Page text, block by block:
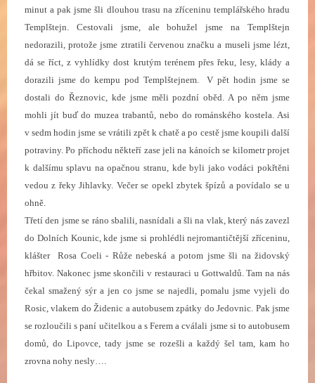
minut a pak jsme šli dlouhou trasu na zříceninu templářského hradu
Templštejn. Cestovali jsme, ale bohužel jsme na Templštejn
nedorazili, protože jsme ztratili červenou značku a museli jsme lézt,
dá se říct, z vyhlídky dost krutým terénem přes řeku, lesy, klády a
dorazili jsme do kempu pod Templštejnem. V pět hodin jsme se
dostali do Řeznovic, kde jsme měli pozdní oběd. A po něm jsme
mohli jít buď do muzea trabantů, nebo do románského kostela. Asi
v sedm hodin jsme se vrátili zpět k chatě a po cestě jsme koupili další
potraviny. Po příchodu někteří zase jeli na kánoích se kilometr projet
k dalšímu splavu na opačnou stranu, kde byli jako vodáci pokřtěni
vedou z řeky Jihlavky. Večer se opekl zbytek špízů a povídalo se u
ohně.
Třetí den jsme se ráno sbalili, nasnídali a šli na vlak, který nás zavezl
do Dolních Kounic, kde jsme si prohlédli nejromantičtější zříceninu,
klášter Rosa Coeli - Růže nebeská a potom jsme šli na židovský
hřbitov. Nakonec jsme skončili v restauraci u Gottwaldů. Tam na nás
čekal smažený sýr a jen co jsme se najedli, pomalu jsme vyjeli do
Rosic, vlakem do Židenic a autobusem zpátky do Jedovnic. Pak jsme
se rozloučili s paní učitelkou a s Ferem a cválali jsme si to autobusem
domů, do Lipovce, tady jsme se rozešli a každý šel tam, kam ho
zrovna nohy nesly….